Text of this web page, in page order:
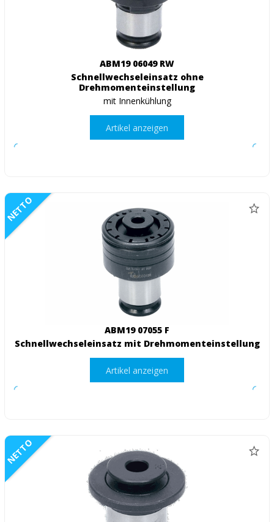
ABM19 06049 RW
Schnellwechseleinsatz ohne
Drehmomenteinstellung
mit Innenkühlung
Artikel anzeigen
NETTO
ABM19 07055 F
Schnellwechseleinsatz mit Drehmomenteinstellung
Artikel anzeigen
NETTO